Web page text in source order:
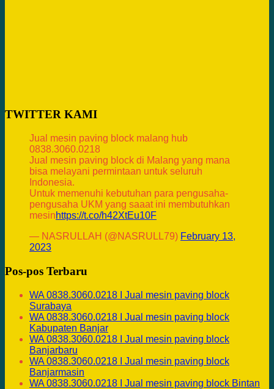
TWITTER KAMI
Jual mesin paving block malang hub
0838.3060.0218
Jual mesin paving block di Malang yang mana
bisa melayani permintaan untuk seluruh
Indonesia.
Untuk memenuhi kebutuhan para pengusaha-
pengusaha UKM yang saaat ini membutuhkan
mesinhttps://t.co/h42XtEu10F
— NASRULLAH (@NASRULL79) February 13,
2023
Pos-pos Terbaru
WA 0838.3060.0218 I Jual mesin paving block
Surabaya
WA 0838.3060.0218 I Jual mesin paving block
Kabupaten Banjar
WA 0838.3060.0218 I Jual mesin paving block
Banjarbaru
WA 0838.3060.0218 I Jual mesin paving block
Banjarmasin
WA 0838.3060.0218 I Jual mesin paving block Bintan